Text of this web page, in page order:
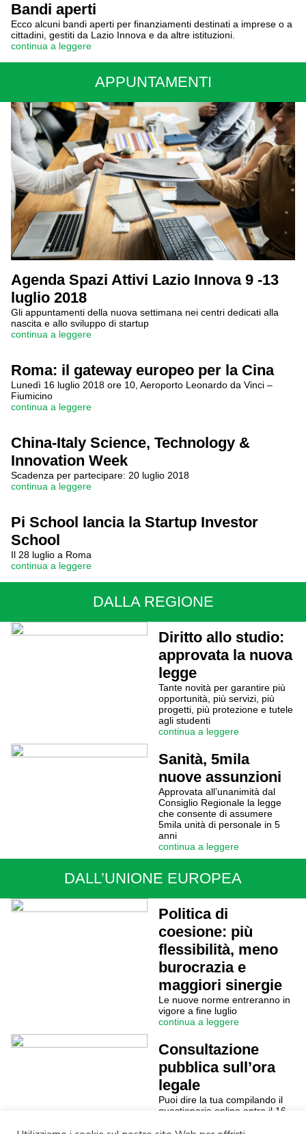
Bandi aperti
Ecco alcuni bandi aperti per finanziamenti destinati a imprese o a
cittadini, gestiti da Lazio Innova e da altre istituzioni.
continua a leggere
APPUNTAMENTI
Agenda Spazi Attivi Lazio Innova 9 -13
luglio 2018
Gli appuntamenti della nuova settimana nei centri dedicati alla
nascita e allo sviluppo di startup
continua a leggere
Roma: il gateway europeo per la Cina
Lunedì 16 luglio 2018 ore 10, Aeroporto Leonardo da Vinci –
Fiumicino
continua a leggere
China-Italy Science, Technology &
Innovation Week
Scadenza per partecipare: 20 luglio 2018
continua a leggere
Pi School lancia la Startup Investor
School
Il 28 luglio a Roma
continua a leggere
DALLA REGIONE
Diritto allo studio:
approvata la nuova
legge
Tante novità per garantire più
opportunità, più servizi, più
progetti, più protezione e tutele
agli studenti
continua a leggere
Sanità, 5mila
nuove assunzioni
Approvata all’unanimità dal
Consiglio Regionale la legge
che consente di assumere
5mila unità di personale in 5
anni
continua a leggere
DALL’UNIONE EUROPEA
Politica di
coesione: più
flessibilità, meno
burocrazia e
maggiori sinergie
Le nuove norme entreranno in
vigore a fine luglio
continua a leggere
Consultazione
pubblica sull’ora
legale
Puoi dire la tua compilando il
questionario online entro il 16